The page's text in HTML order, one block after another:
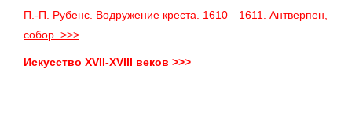
П.-П. Рубенс. Водружение креста. 1610—1611. Антверпен,
собор. >>>
Искусство XVII-XVIII веков >>>